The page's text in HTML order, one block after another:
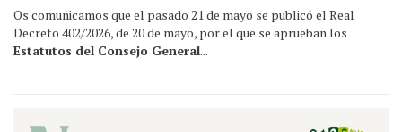
Os comunicamos que el pasado 21 de mayo se publicó el Real
Decreto 402/2026, de 20 de mayo, por el que se aprueban los
Estatutos del Consejo General...